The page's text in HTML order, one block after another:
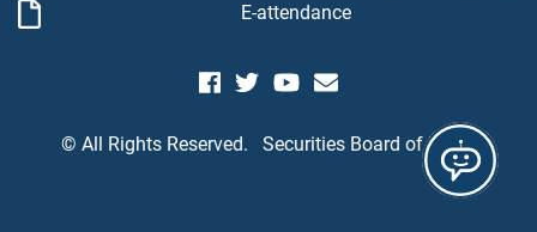
E-attendance
© All Rights Reserved. Securities Board of Nepal